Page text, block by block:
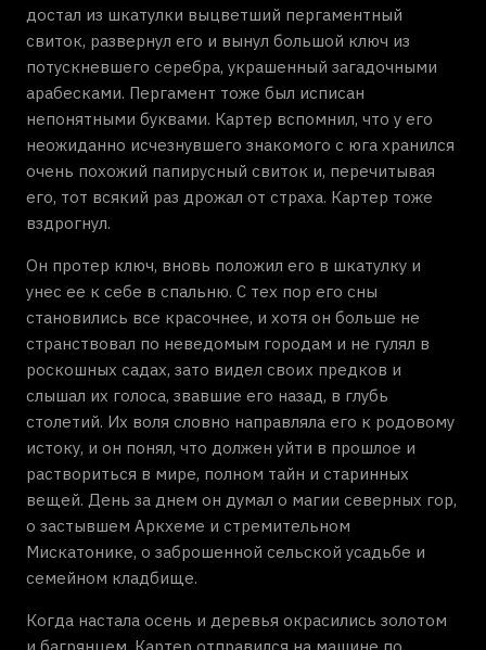
достал из шкатулки выцветший пергаментный
свиток, развернул его и вынул большой ключ из
потускневшего серебра, украшенный загадочными
арабесками. Пергамент тоже был исписан
непонятными буквами. Картер вспомнил, что у его
неожиданно исчезнувшего знакомого с юга хранился
очень похожий папирусный свиток и, перечитывая
его, тот всякий раз дрожал от страха. Картер тоже
вздрогнул.
Он протер ключ, вновь положил его в шкатулку и
унес ее к себе в спальню. С тех пор его сны
становились все красочнее, и хотя он больше не
странствовал по неведомым городам и не гулял в
роскошных садах, зато видел своих предков и
слышал их голоса, звавшие его назад, в глубь
столетий. Их воля словно направляла его к родовому
истоку, и он понял, что должен уйти в прошлое и
раствориться в мире, полном тайн и старинных
вещей. День за днем он думал о магии северных гор,
о застывшем Аркхеме и стремительном
Мискатонике, о заброшенной сельской усадьбе и
семейном кладбище.
Когда настала осень и деревья окрасились золотом